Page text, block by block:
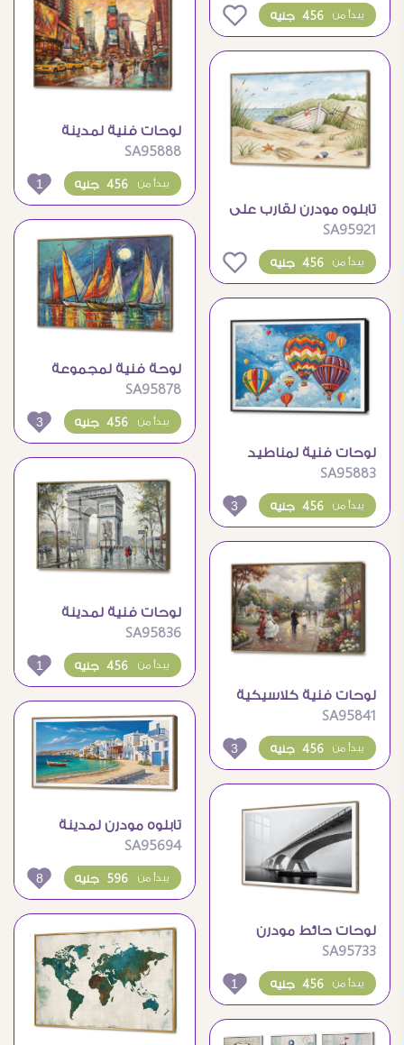
456 جنيه يبدأ من
تابلوه مودرن لقارب على
شاطئ البحر الهادئ
SA95921
456 جنيه يبدأ من
لوحات فنية لمدينة
نيويورك في يوم ممطر
SA95888
456 جنيه يبدأ من 1
لوحات فنية لمناطيد
ملونة فى السماء الزرقاء
SA95883
456 جنيه يبدأ من 3
لوحة فنية لمجموعة
قوارب شراعية ملونة ليلا
SA95878
456 جنيه يبدأ من 3
لوحات فنية كلاسيكية
لمشهد رومانسي في
باريس
SA95841
456 جنيه يبدأ من 3
لوحات فنية لمدينة
باريس وقوس النصر
الممطر
SA95836
456 جنيه يبدأ من 1
لوحات حائط مودرن
لجسر خرساني يمتد
بالضباب
SA95733
456 جنيه يبدأ من 1
تابلوه مودرن لمدينة
ساحلية ومناظر طبيعية
خلابة
SA95694
596 جنيه يبدأ من 8